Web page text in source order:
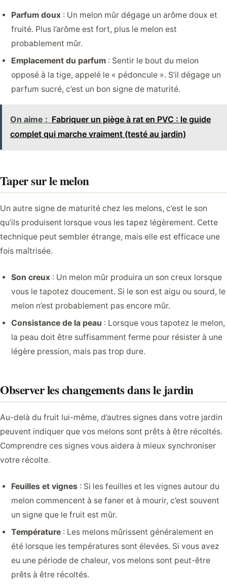
Parfum doux : Un melon mûr dégage un arôme doux et
fruité. Plus l’arôme est fort, plus le melon est
probablement mûr.
Emplacement du parfum : Sentir le bout du melon
opposé à la tige, appelé le « pédoncule ». S’il dégage un
parfum sucré, c’est un bon signe de maturité.
On aime : Fabriquer un piège à rat en PVC : le guide
complet qui marche vraiment (testé au jardin)
Taper sur le melon
Un autre signe de maturité chez les melons, c’est le son
qu’ils produisent lorsque vous les tapez légèrement. Cette
technique peut sembler étrange, mais elle est efficace une
fois maîtrisée.
Son creux : Un melon mûr produira un son creux lorsque
vous le tapotez doucement. Si le son est aigu ou sourd, le
melon n’est probablement pas encore mûr.
Consistance de la peau : Lorsque vous tapotez le melon,
la peau doit être suffisamment ferme pour résister à une
légère pression, mais pas trop dure.
Observer les changements dans le jardin
Au-delà du fruit lui-même, d’autres signes dans votre jardin
peuvent indiquer que vos melons sont prêts à être récoltés.
Comprendre ces signes vous aidera à mieux synchroniser
votre récolte.
Feuilles et vignes : Si les feuilles et les vignes autour du
melon commencent à se faner et à mourir, c’est souvent
un signe que le fruit est mûr.
Température : Les melons mûrissent généralement en
été lorsque les températures sont élevées. Si vous avez
eu une période de chaleur, vos melons sont peut-être
prêts à être récoltés.